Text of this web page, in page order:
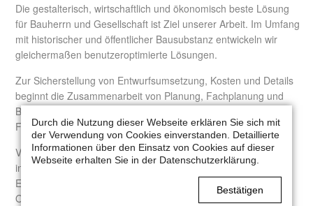
Die gestalterisch, wirtschaftlich und ökonomisch beste Lösung
für Bauherrn und Gesellschaft ist Ziel unserer Arbeit. Im Umfang
mit historischer und öffentlicher Bausubstanz entwickeln wir
gleichermaßen benutzeroptimierte Lösungen.
Zur Sicherstellung von Entwurfsumsetzung, Kosten und Details
beginnt die Zusammenarbeit von Planung, Fachplanung und
Bauleitung schon bei der Vorplanung und besteht bis zur
Fertigstellung.
Von der ersten Idee bis zum realisierten Projekt halten wir
intensiven Kontakt mit unseren Auftraggebern. Anpassen und
Eingehen auf neue Planungsbedingungen führt zu einer
Optimierung der Projekte.
Durch die Nutzung dieser Webseite erklären Sie sich mit
der Verwendung von Cookies einverstanden. Detaillierte
Informationen über den Einsatz von Cookies auf dieser
Webseite erhalten Sie in der Datenschutzerklärung.
Bestätigen